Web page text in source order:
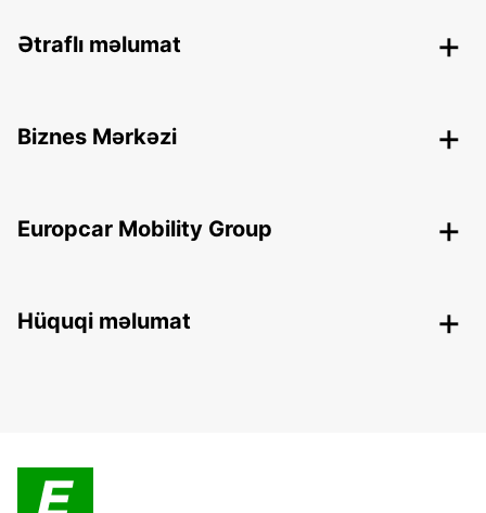
Ətraflı məlumat
Biznes Mərkəzi
Europcar Mobility Group
Hüquqi məlumat